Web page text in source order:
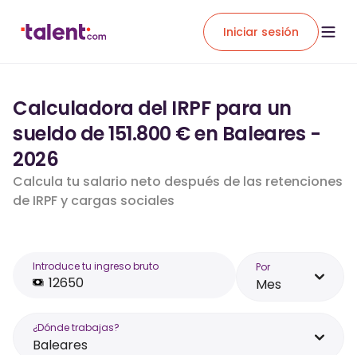
Iniciar sesión
Calculadora del IRPF para un
sueldo de 151.800 € en Baleares -
2026
Calcula tu salario neto después de las retenciones
de IRPF y cargas sociales
Introduce tu ingreso bruto Por
Mes
¿Dónde trabajas?
Baleares